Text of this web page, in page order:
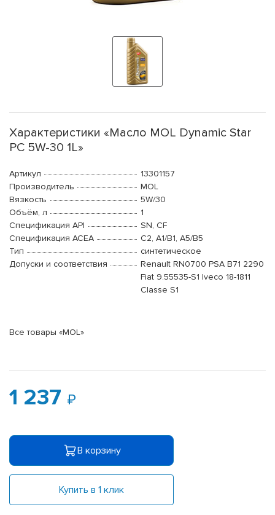
Характеристики «Масло MOL Dynamic Star
PC 5W-30 1L»
Артикул
13301157
Производитель
MOL
Вязкость
5W/30
Объём, л
1
Спецификация API
SN, CF
Спецификация ACEA
C2, A1/B1, A5/B5
Тип
синтетическое
Допуски и соответствия
Renault RN0700 PSA B71 2290
Fiat 9.55535-S1 Iveco 18-1811
Classe S1
Все товары «MOL»
1 237
В корзину
Купить в 1 клик